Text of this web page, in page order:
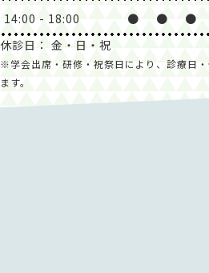
14:00 - 18:00 ● ● ●
休診日： 金・日・祝
※学会出席・研修・祝祭日により、診療日
ます。